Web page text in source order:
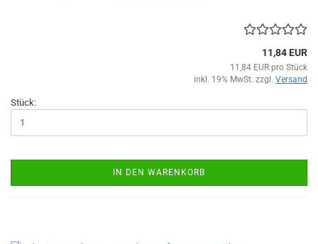
11,84 EUR
11,84 EUR pro Stück
inkl. 19% MwSt. zzgl. Versand
Stück:
IN DEN WARENKORB